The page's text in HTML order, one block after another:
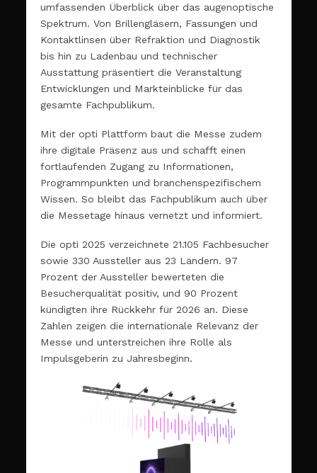
umfassenden Überblick über das augenoptische
Spektrum. Von Brillengläsern, Fassungen und
Kontaktlinsen über Refraktion und Diagnostik
bis hin zu Ladenbau und technischer
Ausstattung präsentiert die Veranstaltung
Entwicklungen und Markteinblicke für das
gesamte Fachpublikum.
Mit der opti Plattform baut die Messe zudem
ihre digitale Präsenz aus und schafft einen
fortlaufenden Zugang zu Informationen,
Programmpunkten und branchenspezifischem
Wissen. So bleibt das Fachpublikum auch über
die Messetage hinaus vernetzt und informiert.
Die opti 2025 verzeichnete 21.105 Fachbesucher
sowie 330 Aussteller aus 23 Ländern. 97
Prozent der Aussteller bewerteten die
Besucherqualität positiv, und 90 Prozent
kündigten ihre Rückkehr für 2026 an. Diese
Zahlen zeigen die internationale Relevanz der
Messe und unterstreichen ihre Rolle als
Impulsgeberin zu Jahresbeginn.